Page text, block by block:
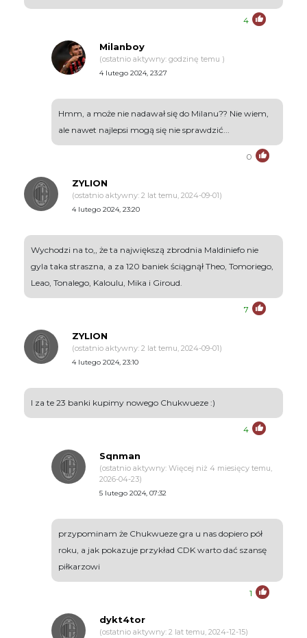
4
Milanboy
(ostatnio aktywny: godzinę temu )
4 lutego 2024, 23:27
Hmm, a może nie nadawał się do Milanu?? Nie wiem,
ale nawet najlepsi mogą się nie sprawdzić...
0
ZYLION
(ostatnio aktywny: 2 lat temu, 2024-09-01)
4 lutego 2024, 23:20
Wychodzi na to,, że ta największą zbrodnia Maldiniefo nie
gyla taka straszna, a za 120 baniek ściągnął Theo, Tomoriego,
Leao, Tonalego, Kaloulu, Mika i Giroud.
7
ZYLION
(ostatnio aktywny: 2 lat temu, 2024-09-01)
4 lutego 2024, 23:10
I za te 23 banki kupimy nowego Chukwueze :)
4
Sqnman
(ostatnio aktywny: Więcej niż 4 miesięcy temu,
2026-04-23)
5 lutego 2024, 07:32
przypominam że Chukwueze gra u nas dopiero pół
roku, a jak pokazuje przykład CDK warto dać szansę
piłkarzowi
1
dykt4tor
(ostatnio aktywny: 2 lat temu, 2024-12-15)